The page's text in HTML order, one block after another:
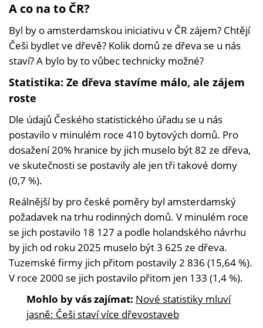
A co na to ČR?
Byl by o amsterdamskou iniciativu v ČR zájem? Chtějí
Češi bydlet ve dřevě? Kolik domů ze dřeva se u nás
staví? A bylo by to vůbec technicky možné?
Statistika: Ze dřeva stavíme málo, ale zájem
roste
Dle údajů Českého statistického úřadu se u nás
postavilo v minulém roce 410 bytových domů. Pro
dosažení 20% hranice by jich muselo být 82 ze dřeva,
ve skutečnosti se postavily ale jen tři takové domy
(0,7 %).
Reálnější by pro české poměry byl amsterdamský
požadavek na trhu rodinných domů. V minulém roce
se jich postavilo 18 127 a podle holandského návrhu
by jich od roku 2025 muselo být 3 625 ze dřeva.
Tuzemské firmy jich přitom postavily 2 836 (15,64 %).
V roce 2000 se jich postavilo přitom jen 133 (1,4 %).
Mohlo by vás zajímat: Nové statistiky mluví
jasně: Češi staví více dřevostaveb